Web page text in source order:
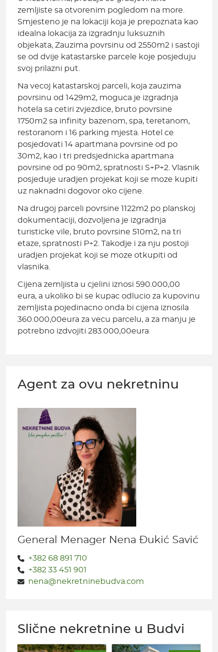
zemljiste sa otvorenim pogledom na more.
Smjesteno je na lokaciji koja je prepoznata kao
idealna lokacija za izgradnju luksuznih
objekata, Zauzima povrsinu od 2550m2 i sastoji
se od dvije katastarske parcele koje posjeduju
svoj prilazni put.
Na vecoj katastarskoj parceli, koja zauzima
povrsinu od 1429m2, moguca je izgradnja
hotela sa cetiri zvjezdice, bruto povrsine
1750m2 sa infinity bazenom, spa, teretanom,
restoranom i 16 parking mjesta. Hotel ce
posjedovati 14 apartmana povrsine od po
30m2, kao i tri predsjednicka apartmana
povrsine od po 90m2, spratnosti S+P+2. Vlasnik
posjeduje uradjen projekat koji se moze kupiti
uz naknadni dogovor oko cijene.
Na drugoj parceli povrsine 1122m2 po planskoj
dokumentaciji, dozvoljena je izgradnja
turisticke vile, bruto povrsine 510m2, na tri
etaze, spratnosti P+2. Takodje i za nju postoji
uradjen projekat koji se moze otkupiti od
vlasnika.
Cijena zemljista u cjelini iznosi 590.000,00
eura, a ukoliko bi se kupac odlucio za kupovinu
zemljista pojedinacno onda bi cijena iznosila
360.000,00eura za vecu parcelu, a za manju je
potrebno izdvojiti 283.000,00eura
Agent za ovu nekretninu
General Menager Nena Đukić Savić
+382 68 891 710
+382 33 451 901
nena@nekretninebudva.com
Slične nekretnine u Budvi